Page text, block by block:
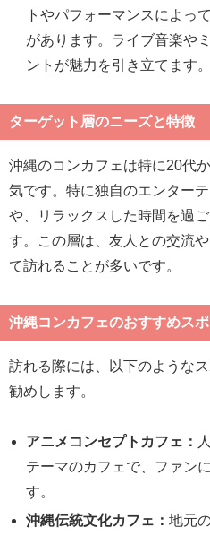
トやパフォーマンスによっ
があります。ライブ音楽や
ントが魅力を引き立てます。
ターゲット層のニーズと特徴
沖縄のコンカフェは特に20代
気です。特に独自のエンター
や、リラックスした時間を過
す。この層は、友人との交流
て訪れることが多いです。
沖縄コンカフェのおすすめスポ
訪れる際には、以下のような
勧めします。
アニメコンセプトカフェ：
テーマのカフェで、ファン
す。
沖縄伝統文化カフェ：地元